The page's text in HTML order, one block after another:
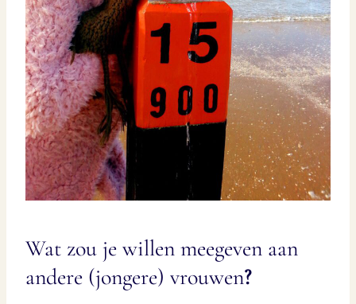
Wat zou je willen meegeven aan
andere (jongere) vrouwen?